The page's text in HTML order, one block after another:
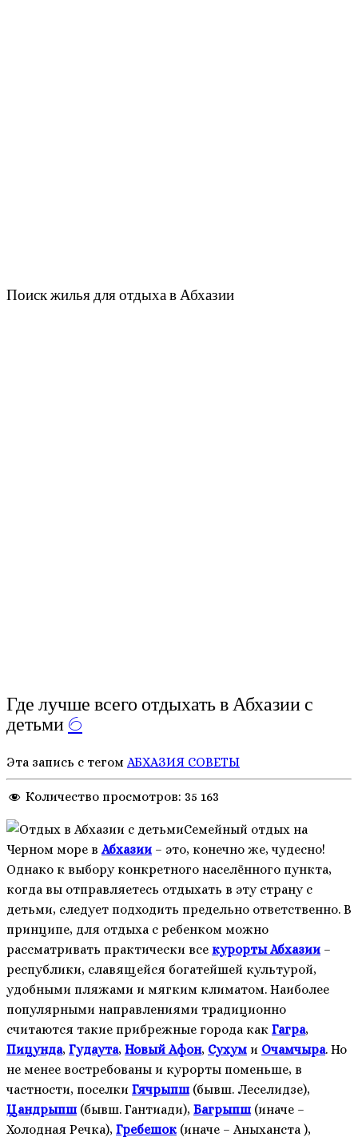
Поиск жилья для отдыха в Абхазии
Где лучше всего отдыхать в Абхазии с
детьми6
Эта запись с тегомАБХАЗИЯ СОВЕТЫ
Количество просмотров: 35 163
Семейный отдых на
Черном море вАбхазии – это, конечно же, чудесно!
Однако к выбору конкретного населённого пункта,
когда вы отправляетесь отдыхать в эту страну с
детьми, следует подходить предельно ответственно. В
принципе, для отдыха с ребенком можно
рассматривать практически все курорты Абхазии –
республики, славящейся богатейшей культурой,
удобными пляжами и мягким климатом. Наиболее
популярными направлениями традиционно
считаются такие прибрежные города как Гагра,
Пицунда, Гудаута, Новый Афон, Сухум и Очамчыра. Но
не менее востребованы и курорты поменьше, в
частности, поселки Гячрыпш(бывш. Леселидзе),
Цандрыпш(бывш. Гантиади), Багрыпш(иначе –
Холодная Речка), Гребешок (иначе – Аныханста ),